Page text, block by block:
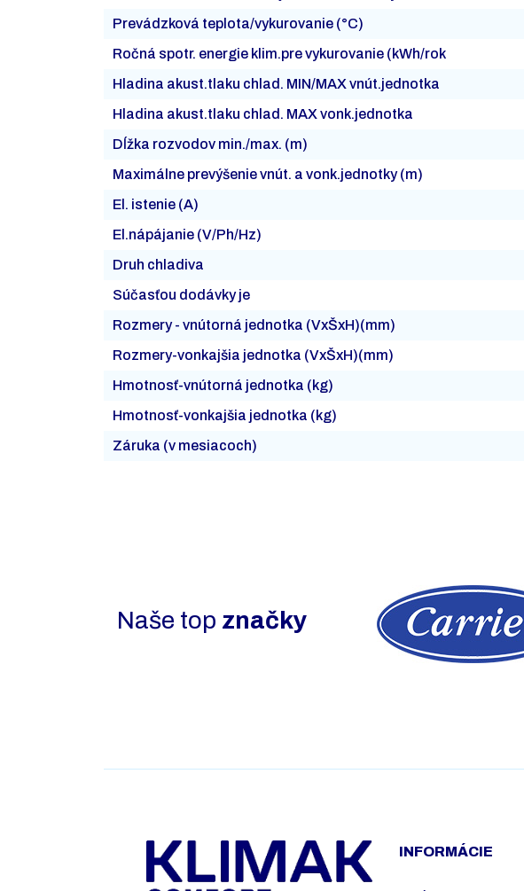
Prevádzková teplota/vykurovanie (°C)
Ročná spotr. energie klim.pre vykurovanie (kWh/rok
Hladina akust.tlaku chlad. MIN/MAX vnút.jednotka
Hladina akust.tlaku chlad. MAX vonk.jednotka
Dĺžka rozvodov min./max. (m)
Maximálne prevýšenie vnút. a vonk.jednotky (m)
El. istenie (A)
El.nápájanie (V/Ph/Hz)
Druh chladiva
Súčasťou dodávky je
Rozmery - vnútorná jednotka (VxŠxH)(mm)
Rozmery-vonkajšia jednotka (VxŠxH)(mm)
Hmotnosť-vnútorná jednotka (kg)
Hmotnosť-vonkajšia jednotka (kg)
Záruka (v mesiacoch)
Naše top značky
INFORMÁCIE